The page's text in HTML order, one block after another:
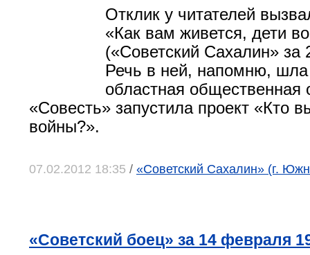
Отклик у читателей
«Как вам живется, дети
(«Советский Сахалин» за
Речь в ней, напомню,
областная общественная
«Совесть» запустила проект «Кто
войны?».
07.02.2012 18:35 / «Советский Сахалин» (г.
«Советский боец» за 14 февраля